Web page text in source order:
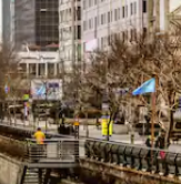
omhoog en